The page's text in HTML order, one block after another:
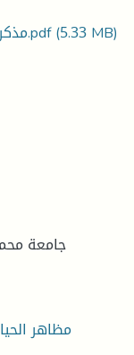
مذكرة مظاهر الحياة العلمية في مكة المكرمة.pdf(5.33 MB)
جامعة
مظاهر